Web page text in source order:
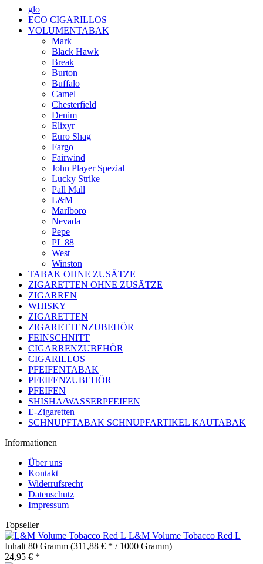
glo
ECO CIGARILLOS
VOLUMENTABAK
Mark
Black Hawk
Break
Burton
Buffalo
Camel
Chesterfield
Denim
Elixyr
Euro Shag
Fargo
Fairwind
John Player Spezial
Lucky Strike
Pall Mall
L&M
Marlboro
Nevada
Pepe
PL 88
West
Winston
TABAK OHNE ZUSÄTZE
ZIGARETTEN OHNE ZUSÄTZE
ZIGARREN
WHISKY
ZIGARETTEN
ZIGARETTENZUBEHÖR
FEINSCHNITT
CIGARRENZUBEHÖR
CIGARILLOS
PFEIFENTABAK
PFEIFENZUBEHÖR
PFEIFEN
SHISHA/WASSERPFEIFEN
E-Zigaretten
SCHNUPFTABAK SCHNUPFARTIKEL KAUTABAK
Informationen
Über uns
Kontakt
Widerrufsrecht
Datenschutz
Impressum
Topseller
L&M Volume Tobacco Red L
Inhalt 80 Gramm (311,88 € * / 1000 Gramm)
24,95 € *